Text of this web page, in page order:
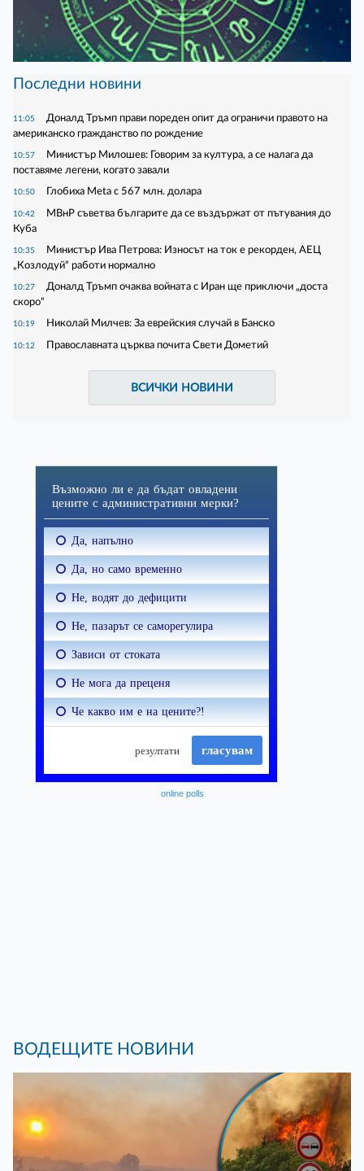
Последни новини
11:05
Доналд Тръмп прави пореден опит да ограничи правото на
американско гражданство по рождение
10:57
Министър Милошев: Говорим за култура, а се налага да
поставяме легени, когато завали
10:50 Глобиха Meta с 567 млн. долара
10:42
МВнР съветва българите да се въздържат от пътувания до
Куба
10:35
Министър Ива Петрова: Износът на ток е рекорден, АЕЦ
„Козлодуй“ работи нормално
10:27
Доналд Тръмп очаква войната с Иран ще приключи „доста
скоро“
10:19 Николай Милчев: За еврейския случай в Банско
10:12 Православната църква почита Свети Дометий
ВСИЧКИ НОВИНИ
online polls
ВОДЕЩИТЕ НОВИНИ